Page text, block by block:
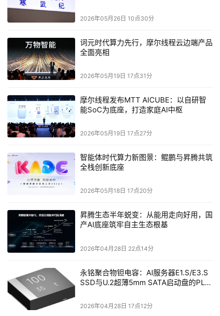
2026年05月26日 10点30分
词元时代算力先行，摩尔线程云边端产品
全面亮相
2026年05月19日 17点31分
摩尔线程发布MTT AICUBE：以自研智
能SoC为底座，打造家庭AI中枢
2026年05月19日 17点27分
智能体时代算力新图景：鲲鹏与昇腾共筑
全栈创新底座
2026年05月18日 17点20分
昇腾生态半年蜕变：从能用走向好用，国
产AI底座筑牢自主生态根基
2026年04月28日 22点14分
永铭聚合物钽电容：AI服务器E1.S/E3.S
SSD与U.2超薄5mm SATA启动盘的PLP
2026年04月28日 17点12分